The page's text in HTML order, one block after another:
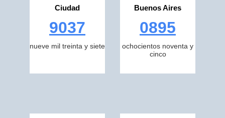
Ciudad
9037
nueve mil treinta y siete
Buenos Aires
0895
ochocientos noventa y
cinco